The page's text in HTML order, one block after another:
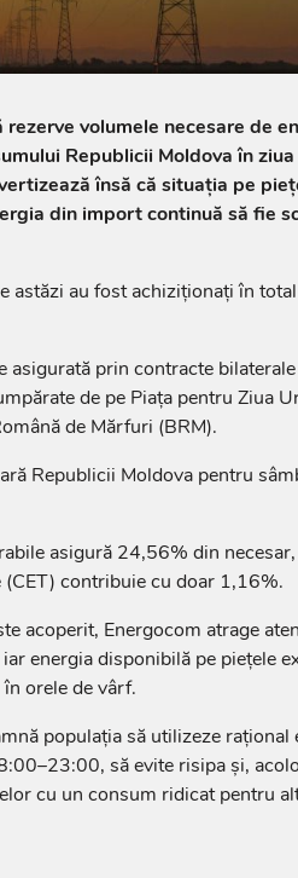
volumele necesare de
Republicii Moldova în
însă că situația pe
din import continuă să fie
astăzi au fost achiziționați în
asigurată prin contracte
de pe Piața pentru Ziua
de Mărfuri (BRM).
Republicii Moldova pentru
asigură 24,56% din
contribuie cu doar 1,16%.
acoperit, Energocom atrage
energia disponibilă pe piețele
orele de vârf.
populația să utilizeze rațional
să evite risipa și,
cu un consum ridicat pentru